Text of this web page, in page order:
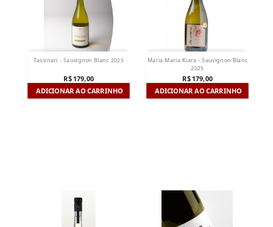
Tassinari - Sauvignon Blanc 2025
R$ 179,00
ADICIONAR AO CARRINHO
Maria Maria Kiara - Sauvignon Blanc
2025
R$ 179,00
ADICIONAR AO CARRINHO